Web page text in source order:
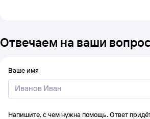
Отвечаем на ваши
Ваше имя
Напишите, с чем нужна помощь. Ответ